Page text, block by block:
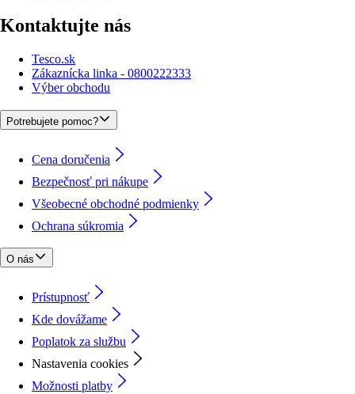
Kontaktujte nás
Tesco.sk
Zákaznícka linka - 0800222333
Výber obchodu
Potrebujete pomoc?
Cena doručenia
Bezpečnosť pri nákupe
Všeobecné obchodné podmienky
Ochrana súkromia
O nás
Prístupnosť
Kde dovážame
Poplatok za službu
Nastavenia cookies
Možnosti platby